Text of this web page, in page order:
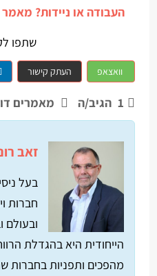
העבודה או ניידות? מאמר
שתפו
וואצאפ העתק קישור
1 הגיב/ה מאמרים
זאב
בעל
חברות
הייחודית היא בהגדלת
מהפכים ותפניות בחברות